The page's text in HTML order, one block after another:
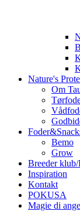
Nature's
Om
Bemo
Grow
Breeder klub/
Inspiration
Kontakt
POKUSA
Magie di